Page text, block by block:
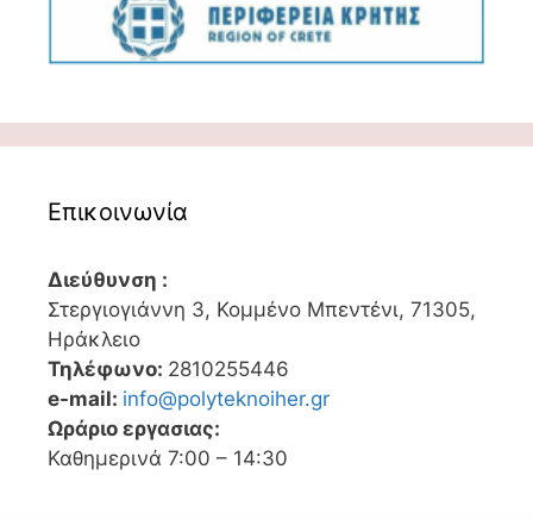
Επικοινωνία
Διεύθυνση :
Στεργιογιάννη 3, Κομμένο Μπεντένι, 71305,
Ηράκλειο
Τηλέφωνο: 2810255446
e-mail: info@polyteknoiher.gr
Ωράριο εργασιας:
Καθημερινά 7:00 – 14:30